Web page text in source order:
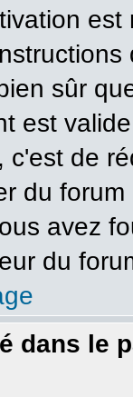
sûr
est
c'est de
du
avez
du
dans le